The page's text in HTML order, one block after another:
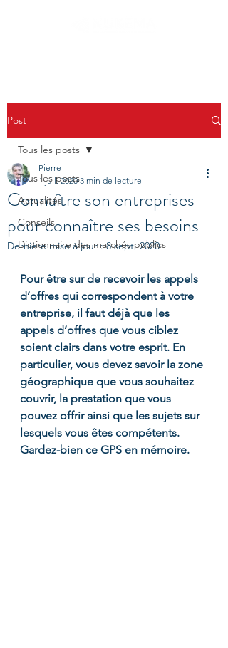
Post
Tous les posts
Actualités
Conseils
Dictionnaire des marchés publics
Tous les posts
Connaître son entreprises
pour connaître ses besoins
Pierre
1 juil. 2020 3 min de lecture
Dernière mise à jour :8 sept. 2020
Pour être sur de recevoir les appels
d’offres qui correspondent à votre
entreprise, il faut déjà que les
appels d’offres que vous ciblez
soient clairs dans votre esprit. En
particulier, vous devez savoir la zone
géographique que vous souhaitez
couvrir, la prestation que vous
pouvez offrir ainsi que les sujets sur
lesquels vous êtes compétents.
Gardez-bien ce GPS en mémoire.